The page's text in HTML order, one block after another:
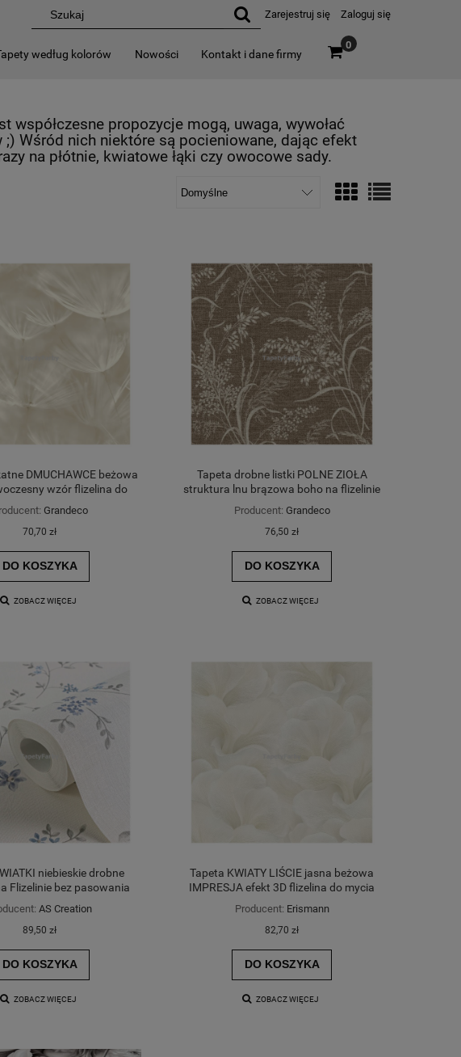
Zarejestruj się Zaloguj się
według kolorów Nowości Kontakt i dane firmy
0
współczesne propozycje mogą, uwaga, wywołać
Wśród nich niektóre są pocieniowane, dając efekt
na płótnie, kwiatowe łąki czy owocowe sady.
DMUCHAWCE beżowa
wzór flizelina do
myciaGrandeco
70,70 zł
DO KOSZYKA
ZOBACZ WIĘCEJ
Tapeta drobne listki POLNE ZIOŁA
struktura lnu brązowa boho na flizelinie
Producent: Grandeco
76,50 zł
DO KOSZYKA
ZOBACZ WIĘCEJ
niebieskie drobne
Flizelinie bez pasowania
wzoruAS Creation
89,50 zł
DO KOSZYKA
ZOBACZ WIĘCEJ
Tapeta KWIATY LIŚCIE jasna beżowa
IMPRESJA efekt 3D flizelina do mycia
Producent: Erismann
82,70 zł
DO KOSZYKA
ZOBACZ WIĘCEJ